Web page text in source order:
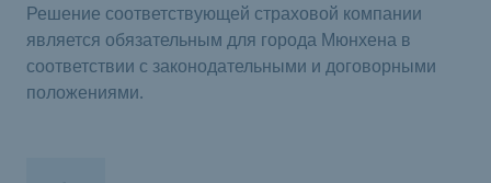
Решение соответствующей страховой компании
является обязательным для города Мюнхена в
соответствии с законодательными и договорными
положениями.